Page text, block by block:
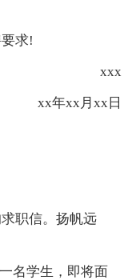
求!
xxx
xx年xx月xx日
职信。扬帆远
名学生，即将面